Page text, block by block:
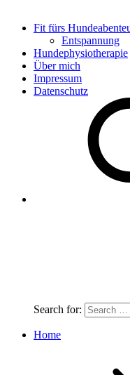
Fit fürs
Entspannung
Hundephysiotherapie
Über mich
Impressum
Datenschutz
Search for:
Home